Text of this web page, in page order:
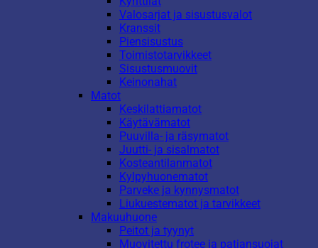
Valosarjat ja sisustusvalot
Kranssit
Piensisustus
Toimistotarvikkeet
Sisustusmuovit
Keinonahat
Matot
Keskilattiamatot
Käytävämatot
Puuvilla- ja räsymatot
Juutti- ja sisalmatot
Kosteantilanmatot
Kylpyhuonematot
Parveke ja kynnysmatot
Liukuestematot ja tarvikkeet
Makuuhuone
Peitot ja tyynyt
Muovitettu frotee ja patjansuojat